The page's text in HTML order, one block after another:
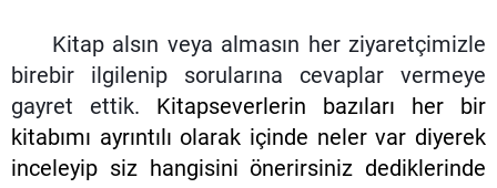
Kitap alsın veya almasın her ziyaretçimizle
birebir ilgilenip sorularına cevaplar vermeye
gayret ettik. Kitapseverlerin bazıları her bir
kitabımı ayrıntılı olarak içinde neler var diyerek
inceleyip siz hangisini önerirsiniz dediklerinde